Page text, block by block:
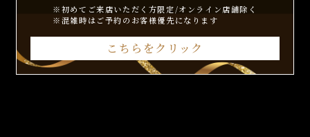
※初めてご来店いただく方限定/オンライン店舗除く
※混雑時はご予約のお客様優先になります
こちらをクリック